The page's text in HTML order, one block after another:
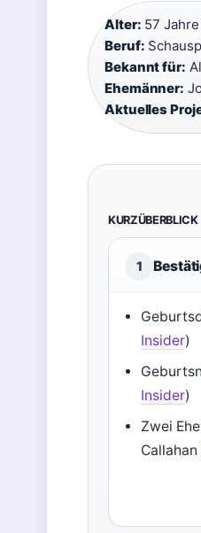
Alter: 57 Jahre
Beruf:
Bekannt für:
Ehemänner:
Aktuelles
KURZÜBERBLICK
1
Insider)
Insider)
Zwei
Callahan